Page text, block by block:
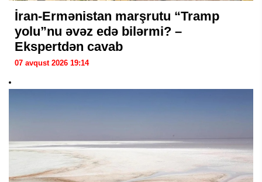
İran-Ermənistan marşrutu “Tramp
yolu”nu əvəz edə bilərmi? –
Ekspertdən cavab
07 avqust 2026 19:14